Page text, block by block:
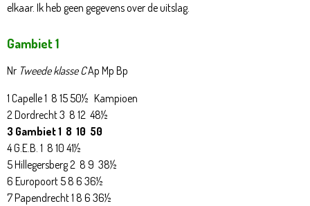
elkaar. Ik heb geen gegevens over de uitslag.
Gambiet 1
Nr Tweede klasse CAp Mp Bp
1 Capelle 1 8 15 50½ Kampioen
2 Dordrecht 3 8 12 48½
3 Gambiet 1 8 10 50
4 G.E.B. 1 8 10 41½
5 Hillegersberg 2 8 9 38½
6 Europoort 5 8 6 36½
7 Papendrecht 1 8 6 36½